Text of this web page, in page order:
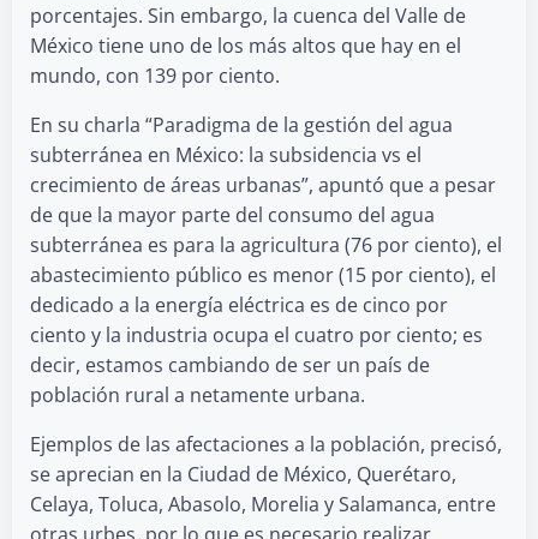
porcentajes. Sin embargo, la cuenca del Valle de
México tiene uno de los más altos que hay en el
mundo, con 139 por ciento.
En su charla “Paradigma de la gestión del agua
subterránea en México: la subsidencia vs el
crecimiento de áreas urbanas”, apuntó que a pesar
de que la mayor parte del consumo del agua
subterránea es para la agricultura (76 por ciento), el
abastecimiento público es menor (15 por ciento), el
dedicado a la energía eléctrica es de cinco por
ciento y la industria ocupa el cuatro por ciento; es
decir, estamos cambiando de ser un país de
población rural a netamente urbana.
Ejemplos de las afectaciones a la población, precisó,
se aprecian en la Ciudad de México, Querétaro,
Celaya, Toluca, Abasolo, Morelia y Salamanca, entre